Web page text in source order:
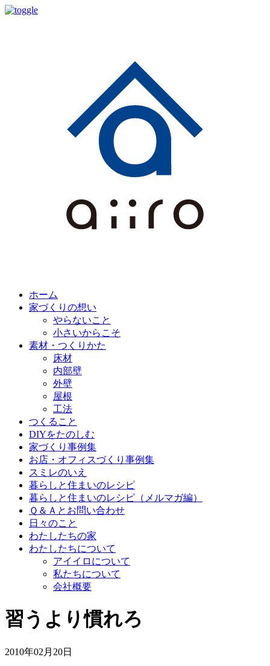
ホーム
家づくりの想い
やらないこと
小さいからこそ
素材・つくりかた
床材
内部壁
外壁
屋根
工法
つくること
DIYをたのしむ
家づくり事例集
お店・オフィスづくり事例集
スミレのいえ
暮らしと住まいのレシピ
暮らしと住まいのレシピ（メルマガ編）
Ｑ＆Ａとお問い合わせ
日々のこと
わたしたちの家
わたしたちについて
アイイロについて
私たちについて
会社概要
習うより慣れろ
2010年02月20日